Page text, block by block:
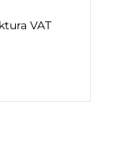
VAT